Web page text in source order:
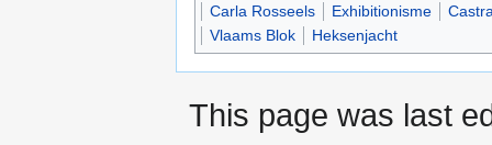
Carla Rosseels
Exhibitionisme
Vlaams Blok
Heksenjacht
This page was last